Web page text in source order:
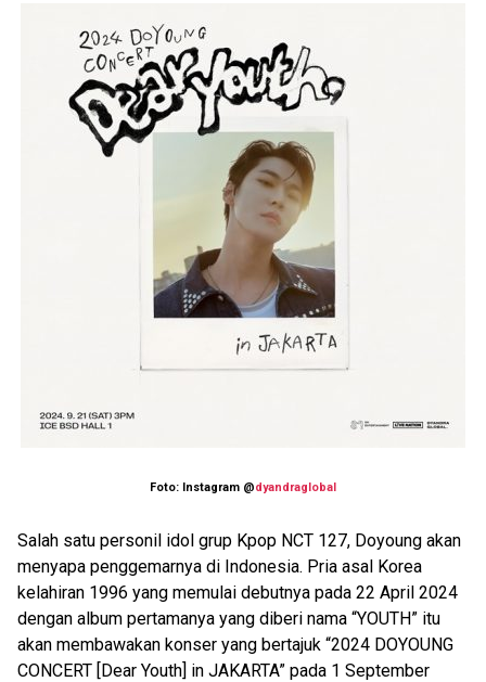
Foto: Instagram @dyandraglobal
Salah satu personil idol grup Kpop NCT 127, Doyoung akan
menyapa penggemarnya di Indonesia. Pria asal Korea
kelahiran 1996 yang memulai debutnya pada 22 April 2024
dengan album pertamanya yang diberi nama “YOUTH” itu
akan membawakan konser yang bertajuk “2024 DOYOUNG
CONCERT [Dear Youth] in JAKARTA” pada 1 September